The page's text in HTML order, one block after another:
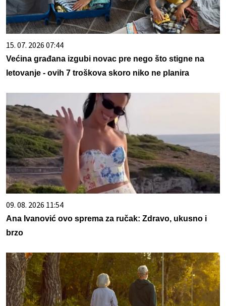
15. 07. 2026 07:44
Većina građana izgubi novac pre nego što stigne na
letovanje - ovih 7 troškova skoro niko ne planira
09. 08. 2026 11:54
Ana Ivanović ovo sprema za ručak: Zdravo, ukusno i
brzo